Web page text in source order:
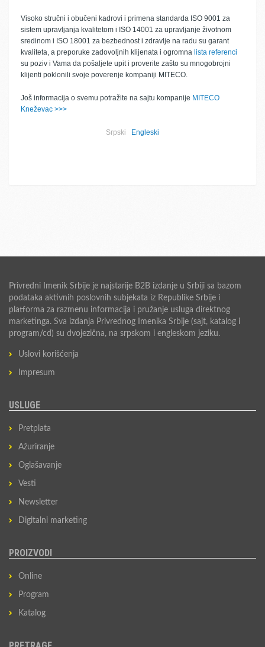
Visoko stručni i obučeni kadrovi i primena standarda ISO 9001 za
sistem upravljanja kvalitetom i ISO 14001 za upravljanje životnom
sredinom i ISO 18001 za bezbednost i zdravlje na radu su garant
kvaliteta, a preporuke zadovoljnih klijenata i ogromna lista referenci
su poziv i Vama da pošaljete upit i proverite zašto su mnogobrojni
klijenti poklonili svoje poverenje kompaniji MITECO.
Još informacija o svemu potražite na sajtu kompanije MITECO
Kneževac >>>
Srpski Engleski
Privredni Imenik Srbije je najstarije B2B izdanje u Srbiji sa bazom
podataka aktivnih poslovnih subjekata iz Republike Srbije i
platforma za razmenu informacija i pružanje usluga direktnog
marketinga. Sva izdanja Privrednog Imenika Srbije (sajt, katalog i
program/cd) su dvojezična, na srpskom i engleskom jeziku.
Uslovi korišćenja
Impresum
USLUGE
Pretplata
Ažuriranje
Oglašavanje
Vesti
Newsletter
Digitalni marketing
PROIZVODI
Online
Program
Katalog